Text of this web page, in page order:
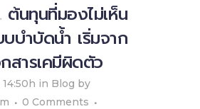
ต้นทุนที่มองไม่เห็น
บำบัดน้ำ เริ่มจาก
สารเคมีผิดตัว
in Blog by
0 Comments